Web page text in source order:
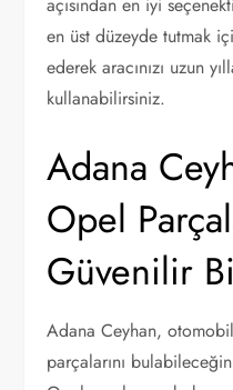
en üst düzeyde tutmak
ederek aracınızı uzun
kullanabilirsiniz.
Adana
Opel
Güvenilir
Adana Ceyhan,
parçalarını